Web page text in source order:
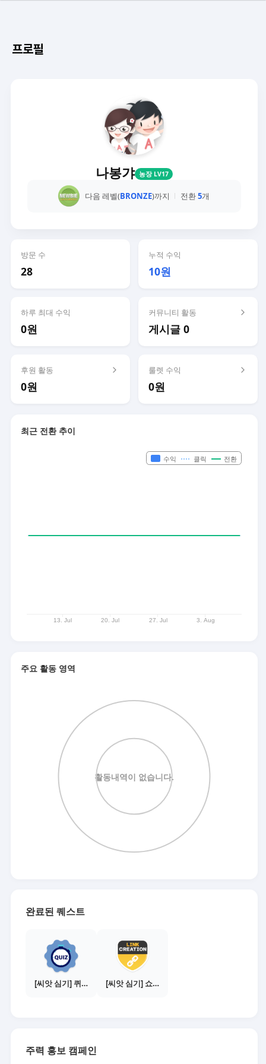
프로필
나봉갸 농장 LV17
다음 레벨(BRONZE)까지 전환5개
방문 수
28
누적 수익
10원
하루 최대 수익
0원
커뮤니티 활동
게시글 0
후원 활동
0원
룰렛 수익
0원
최근 전환 추이
주요 활동 영역
완료된 퀘스트
[씨앗 심기] 퀴즈 참여하기 [씨앗 심기] 쇼핑몰 링크 발급하기 - 제휴몰 3곳
주력 홍보 캠페인